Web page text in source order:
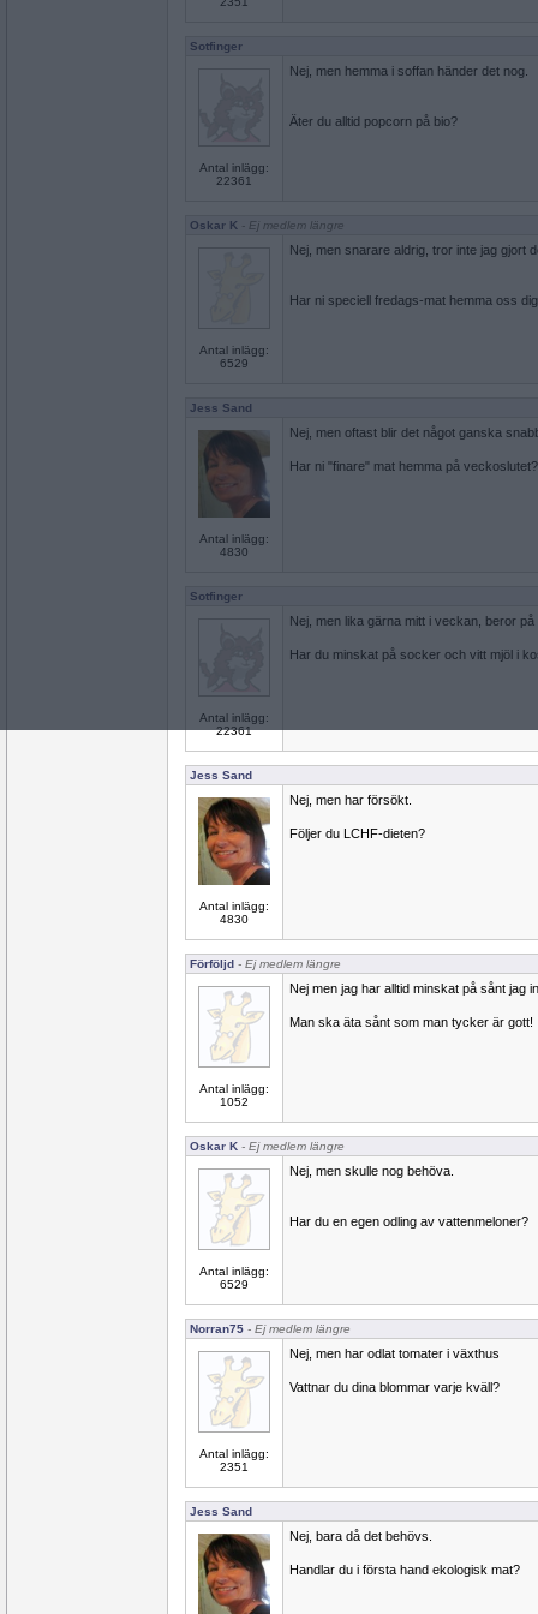
Sotfinger
Antal inlägg:
22361
Nej, men hemma i soffan händer det nog.
Äter du alltid popcorn på bio?
Oskar K - Ej medlem längre
Antal inlägg:
6529
Nej, men snarare aldrig, tror inte jag gjort
Har ni speciell fredags-mat hemma oss
Jess Sand
Antal inlägg:
4830
Nej, men oftast blir det något ganska
Har ni "finare" mat hemma på veckoslutet?
Sotfinger
Antal inlägg:
22361
Nej, men lika gärna mitt i veckan, beror
Har du minskat på socker och vitt mjöl i
Jess Sand
Antal inlägg:
4830
Nej, men har försökt.
Följer du LCHF-dieten?
Förföljd - Ej medlem längre
Antal inlägg:
1052
Nej men jag har alltid minskat på sånt jag
Man ska äta sånt som man tycker är gott!
Oskar K - Ej medlem längre
Antal inlägg:
6529
Nej, men skulle nog behöva.
Har du en egen odling av vattenmeloner?
Norran75 - Ej medlem längre
Antal inlägg:
2351
Nej, men har odlat tomater i växthus
Vattnar du dina blommar varje kväll?
Jess Sand
Nej, bara då det behövs.
Handlar du i första hand ekologisk mat?